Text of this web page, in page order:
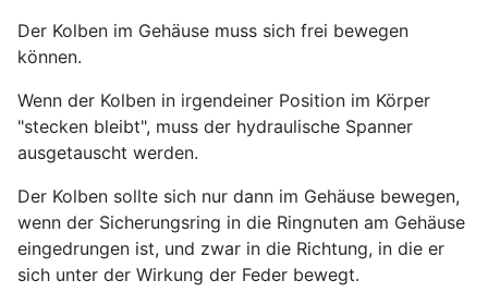
Der Kolben im Gehäuse muss sich frei bewegen
können.
Wenn der Kolben in irgendeiner Position im Körper
"stecken bleibt", muss der hydraulische Spanner
ausgetauscht werden.
Der Kolben sollte sich nur dann im Gehäuse bewegen,
wenn der Sicherungsring in die Ringnuten am Gehäuse
eingedrungen ist, und zwar in die Richtung, in die er
sich unter der Wirkung der Feder bewegt.